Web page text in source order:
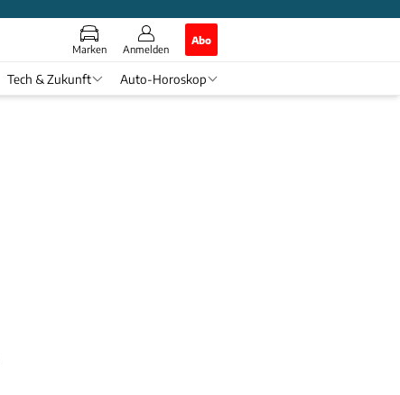
Marken Anmelden
Abo
Tech & Zukunft Auto-Horoskop